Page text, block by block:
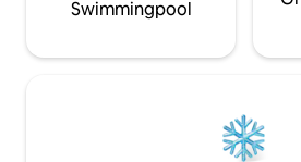
Swimmingpool